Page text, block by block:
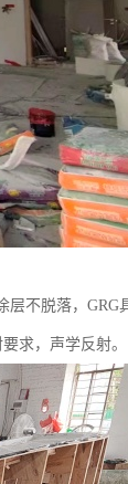
层不脱落，GRG
求，声学反射。